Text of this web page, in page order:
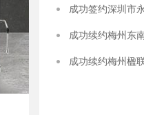
成功签约深圳市
成功续约梅州东
成功续约梅州楹